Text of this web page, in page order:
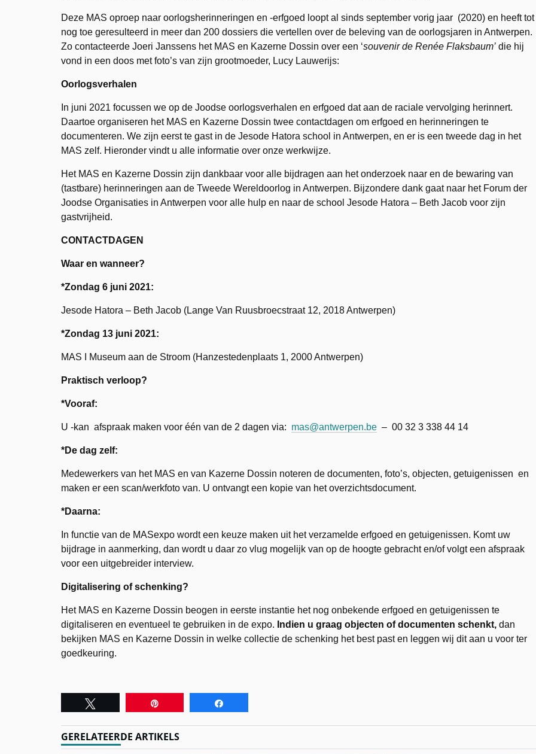
Deze MAS oproep naar oorlogsherinneringen en -erfgoed loopt al sinds september vorig jaar (2020) en heeft tot
nog toe geresulteerd in meer dan 200 dossiers die vertellen over de beleving van de oorlogsjaren in Antwerpen.
Zo contacteerde Joeri Janssens het MAS en Kazerne Dossin over een ‘souvenir de Renée Flaksbaum’ die hij
vond in een doos met foto’s van zijn grootmoeder, Lucy Lauwerijs:
Oorlogsverhalen
In juni 2021 focussen we op de Joodse oorlogsverhalen en erfgoed dat aan de raciale vervolging herinnert.
Daartoe organiseren het MAS en Kazerne Dossin twee contactdagen om erfgoed en herinneringen te
documenteren. We zijn eerst te gast in de Jesode Hatora school in Antwerpen, en er is een tweede dag in het
MAS zelf. Hieronder vindt u alle informatie over onze werkwijze.
Het MAS en Kazerne Dossin zijn dankbaar voor alle bijdragen aan het onderzoek naar en de bewaring van
(tastbare) herinneringen aan de Tweede Wereldoorlog in Antwerpen. Bijzondere dank gaat naar het Forum der
Joodse Organisaties in Antwerpen voor alle hulp en naar de school Jesode Hatora – Beth Jacob voor zijn
gastvrijheid.
CONTACTDAGEN
Waar en wanneer?
*Zondag 6 juni 2021:
Jesode Hatora – Beth Jacob (Lange Van Ruusbroecstraat 12, 2018 Antwerpen)
*Zondag 13 juni 2021:
MAS I Museum aan de Stroom (Hanzestedenplaats 1, 2000 Antwerpen)
Praktisch verloop?
*Vooraf:
U -kan afspraak maken voor één van de 2 dagen via: mas@antwerpen.be – 00 32 3 338 44 14
*De dag zelf:
Medewerkers van het MAS en van Kazerne Dossin noteren de documenten, foto’s, objecten, getuigenissen en
maken er een scan/werkfoto van. U ontvangt een kopie van het overzichtsdocument.
*Daarna:
In functie van de MASexpo wordt een keuze maken uit het verzamelde erfgoed en getuigenissen. Komt uw
bijdrage in aanmerking, dan wordt u daar zo vlug mogelijk van op de hoogte gebracht en/of volgt een afspraak
voor een uitgebreider interview.
Digitalisering of schenking?
Het MAS en Kazerne Dossin beogen in eerste instantie het nog onbekende erfgoed en getuigenissen te
digitaliseren en eventueel te gebruiken in de expo. Indien u graag objecten of documenten schenkt, dan
bekijken MAS en Kazerne Dossin in welke collectie de schenking het best past en leggen wij dit aan u voor ter
goedkeuring.
GERELATEERDE ARTIKELS